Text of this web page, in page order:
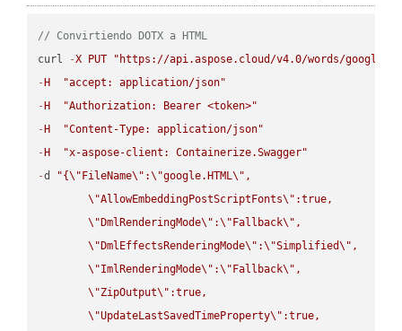
// Convirtiendo DOTX a HTML
curl
-X PUT
"https://api.aspose.cloud/v4.0/words/
- H
"accept: application/json"
- H
"Authorization: Bearer <token>"
- H
"Content-Type: application/json"
- H
"x-aspose-client: Containerize.Swagger"
-d "{\" FileName\" :\"google.HTML\" ,
\"AllowEmbeddingPostScriptFonts\" :true,
\" DmlRenderingMode\" :\" Fallback\" ,
\" DmlEffectsRenderingMode\" :\"Simplified\" ,
\"ImlRenderingMode\" :\" Fallback\" ,
\"ZipOutput\" :true,
\"UpdateLastSavedTimeProperty\" :true,